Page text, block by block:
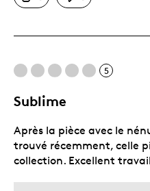
Très bonne qualité
Les meilleures utilisations
Cadeau pour adulte
Occasion spéciale
5
Sublime
Après la pièce avec le
trouvé récemment, celle
collection. Excellent